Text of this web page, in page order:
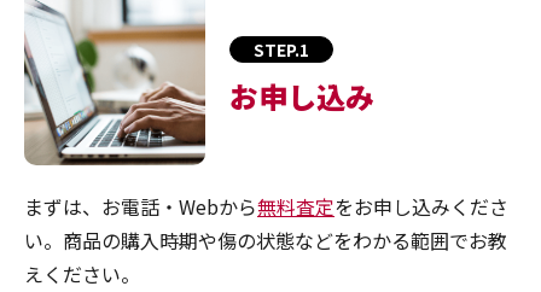
STEP.1
お申し込み
まずは、お電話・Webから無料査定をお申し込みくださ
い。商品の購入時期や傷の状態などをわかる範囲でお教
えください。